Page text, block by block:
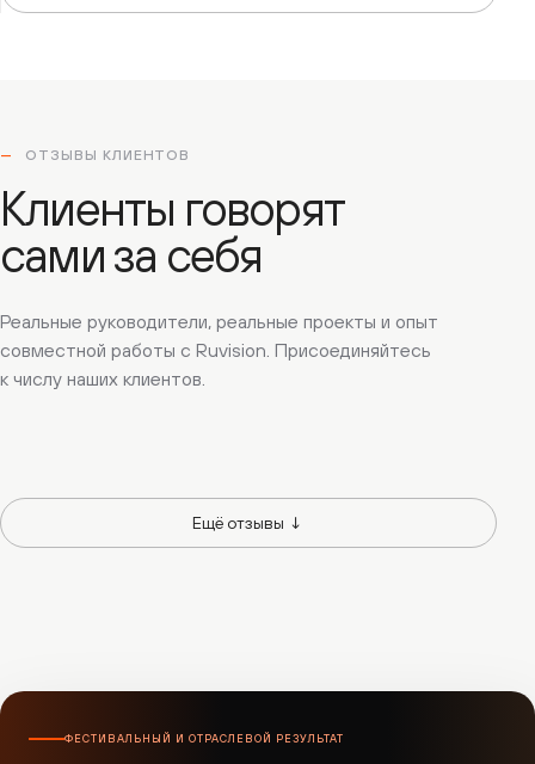
ОТЗЫВЫ КЛИЕНТОВ
Клиенты говорят
сами за себя
Реальные руководители, реальные проекты и опыт
совместной работы с Ruvision. Присоединяйтесь
к числу наших клиентов.
Ольга Лунгул
00:55
Сергей Якушевский
Ещё отзывы ↓
ФЕСТИВАЛЬНЫЙ И ОТРАСЛЕВОЙ РЕЗУЛЬТАТ